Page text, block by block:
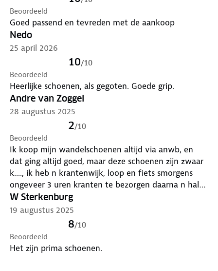
Beoordeeld
Goed passend en tevreden met de aankoop
Nedo
25 april 2026
10/10
Beoordeeld
Heerlijke schoenen, als gegoten. Goede grip.
Andre van Zoggel
28 augustus 2025
2/10
Beoordeeld
Ik koop mijn wandelschoenen altijd via anwb, en
dat ging altijd goed, maar deze schoenen zijn zwaar
k...., ik heb n krantenwijk, loop en fiets smorgens
ongeveer 3 uren kranten te bezorgen daarna n half
uurtje fietsen naar huis, zwaar pijn in mijn voeten,
blij dat die schoenen uit kunnen, heb nu skeelers
gekocht, of ik op wolken loop.
W Sterkenburg
19 augustus 2025
8/10
Beoordeeld
Het zijn prima schoenen.